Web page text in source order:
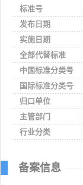
标准号
发布日期
实施日期
全部代替标准
中国标准分类号
国际标准分类号
归口单位
主管部门
行业分类
备案信息